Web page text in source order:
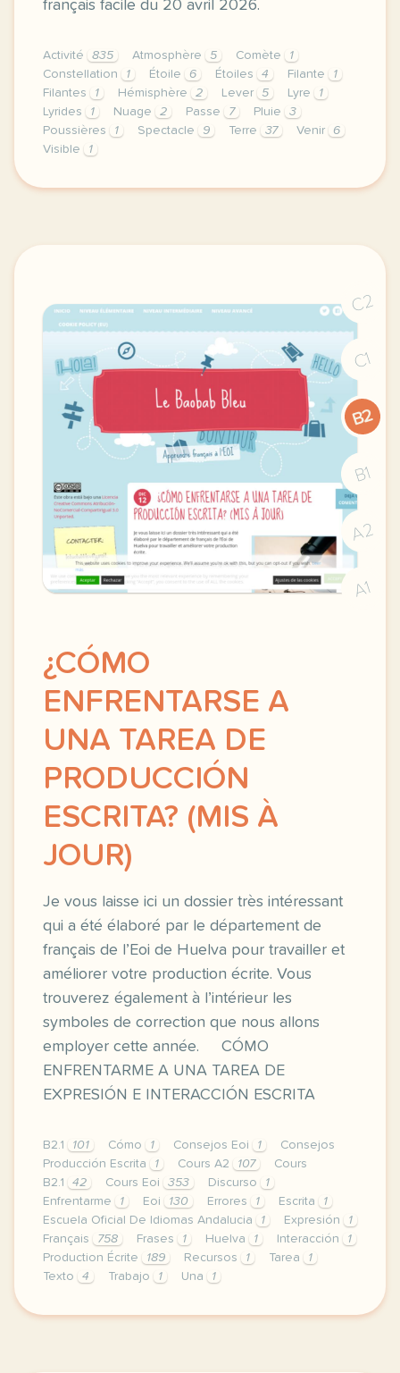
français facile du 20 avril 2026.
Activité 835 Atmosphère 5 Comète
1
Constellation
1 Étoile 6 Étoiles 4 Filante
1
Filantes
1 Hémisphère 2 Lever 5 Lyre
1
Lyrides
1 Nuage 2 Passe 7 Pluie
3
Poussières
1 Spectacle 9 Terre 37 Venir
6
Visible
1
exercice b1 les lyrides une pluie d etoiles
C2
C1
B2
B1
A2
A1
¿CÓMO
ENFRENTARSE A
UNA TAREA DE
PRODUCCIÓN
ESCRITA? (MIS À
JOUR)
Je vous laisse ici un dossier très intéressant
qui a été élaboré par le département de
français de l’Eoi de Huelva pour travailler et
améliorer votre production écrite. Vous
trouverez également à l’intérieur les
symboles de correction que nous allons
employer cette année. CÓMO
ENFRENTARME A UNA TAREA DE
EXPRESIÓN E INTERACCIÓN ESCRITA
B2.1 101 Cómo 1 Consejos Eoi 1
Consejos
Producción Escrita
1 Cours A2 107
Cours
B2.1
42 Cours Eoi 353 Discurso
1
Enfrentarme
1 Eoi 130 Errores 1 Escrita
1
Escuela Oficial De Idiomas Andalucia
1 Expresión
1
Français
758 Frases 1 Huelva 1 Interacción
1
Production Écrite
189 Recursos 1 Tarea
1
Texto
4 Trabajo 1 Una 1
image aurorebelleyang comje vous laisse ici un